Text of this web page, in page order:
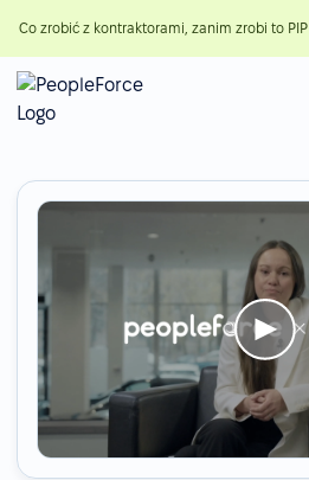
Co zrobić z kontraktorami, zanim zrobi to PIP